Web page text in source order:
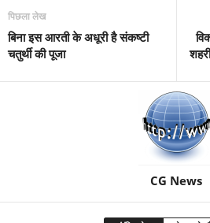
पिछला लेख
बिना इस आरती के अधूरी है संकष्टी
चतुर्थी की पूजा
CG News